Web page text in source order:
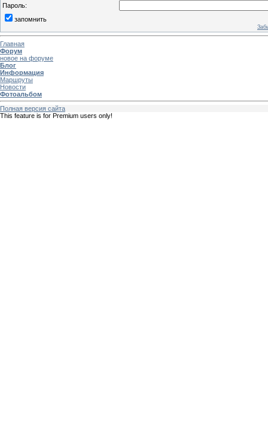
Пароль:
запомнить
Главная
Форум
новое на форуме
Блог
Информация
Маршруты
Новости
Фотоальбом
Полная версия сайта
This feature is for Premium users only!